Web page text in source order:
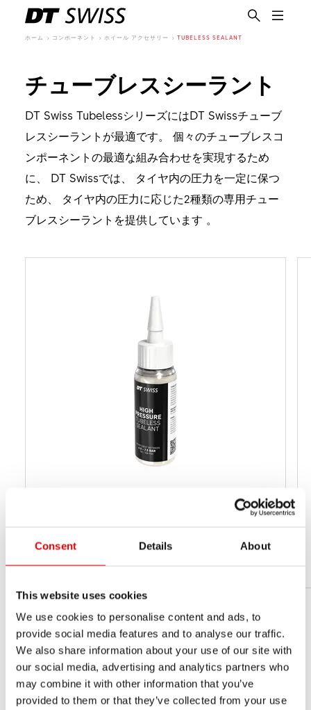
Consent Details About
This website uses cookies
We use cookies to personalise content and ads, to
provide social media features and to analyse our traffic.
We also share information about your use of our site with
our social media, advertising and analytics partners who
may combine it with other information that you’ve
provided to them or that they’ve collected from your use
ホーム コンポーネント ホイール アクセサリー TUBELESS SEALANT
チューブレスシーラント
DT Swiss TubelessシリーズにはDT Swissチューブ
レスシーラントが最適です。 個々のチューブレスコ
ンポーネントの最適な組み合わせを実現するため
に、 DT Swissでは、 タイヤ内の圧力を一定に保つ
ため、 タイヤ内の圧力に応じた2種類の専用チュー
ブレスシーラントを提供しています 。
HIGH PRESSURE TUBELESS SEALANT